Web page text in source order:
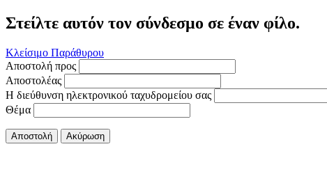
Στείλτε αυτόν τον σύνδεσμο σε έναν φίλο.
Κλείσιμο Παράθυρου
Αποστολή προς
Αποστολέας
Η διεύθυνση ηλεκτρονικού ταχυδρομείου σας
Θέμα
Αποστολή Ακύρωση